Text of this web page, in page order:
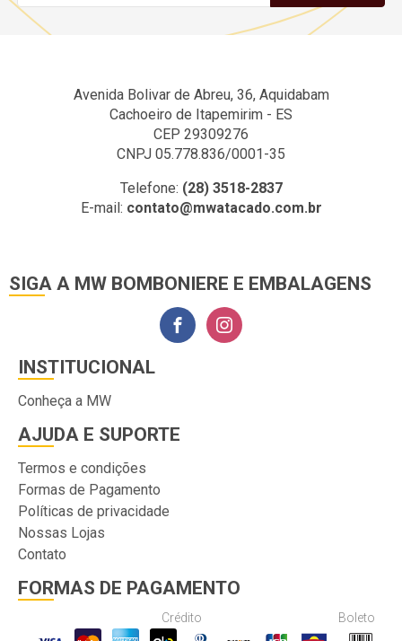
Avenida Bolivar de Abreu, 36, Aquidabam
Cachoeiro de Itapemirim - ES
CEP 29309276
CNPJ 05.778.836/0001-35
Telefone: (28) 3518-2837
E-mail: contato@mwatacado.com.br
SIGA A MW BOMBONIERE E EMBALAGENS
INSTITUCIONAL
Conheça a MW
AJUDA E SUPORTE
Termos e condições
Formas de Pagamento
Políticas de privacidade
Nossas Lojas
Contato
FORMAS DE PAGAMENTO
Crédito Boleto